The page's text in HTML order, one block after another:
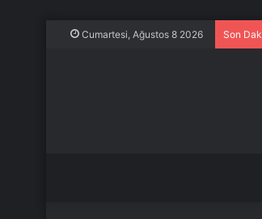
Cumartesi, Ağustos 8 2026 Son